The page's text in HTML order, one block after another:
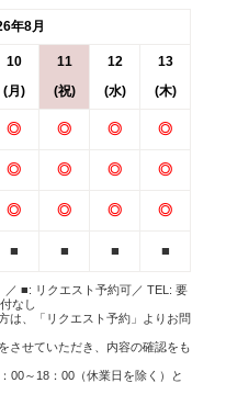
年8月
10
(月)
11
(祝)
12
(水)
13
(木)
◎ ◎ ◎ ◎
◎ ◎ ◎ ◎
◎ ◎ ◎ ◎
■ ■ ■ ■
■: リクエスト予約可／ TEL: 要
なし
は、「リクエスト予約」よりお問
させていただき、内容の確認をも
00～18：00（休業日を除く）と